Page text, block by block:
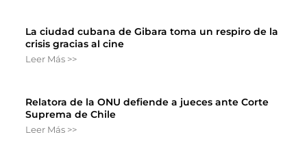
La ciudad cubana de Gibara toma un respiro de la
crisis gracias al cine
Leer Más >>
Relatora de la ONU defiende a jueces ante Corte
Suprema de Chile
Leer Más >>